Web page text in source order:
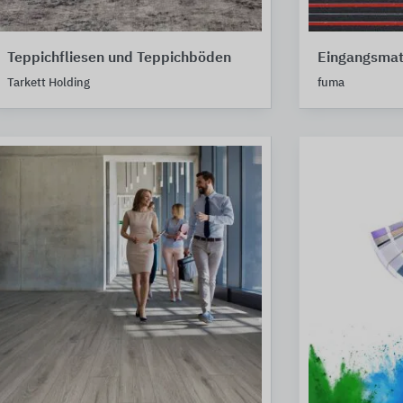
Teppichfliesen und Teppichböden
Tarkett Holding fuma